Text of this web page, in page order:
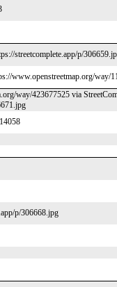
streetcomplete.app/p/
www.openstreetmap.org/way/
way/423677525 via
p/306668.jpg